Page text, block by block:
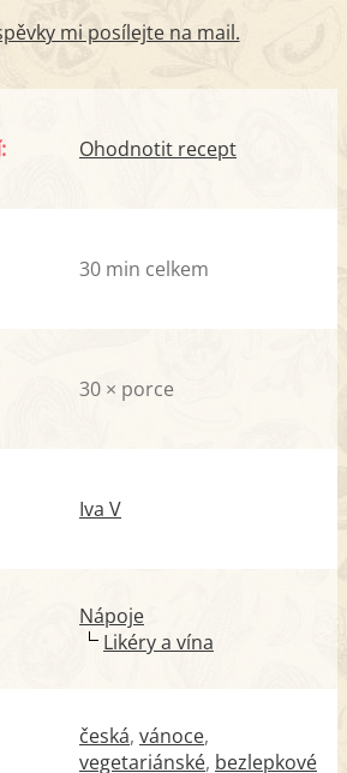
mi posílejte na mail.
Ohodnotit recept
30 min celkem
30 × porce
Iva V
Nápoje
Likéry a vína
česká vánoce
vegetariánské bezlepkové